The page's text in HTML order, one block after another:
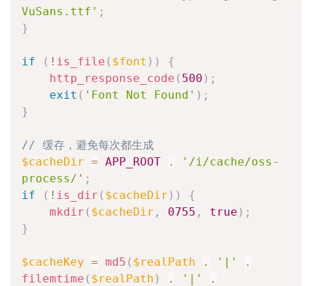
VuSans.ttf' ;
}
if ( ! is_file ( $font ) )
{
http_response_code ( 500 ) ;
exit ( 'Font Not Found' ) ;
}
// 缓存，避免每次都生成
$cacheDir = APP_ROOT .
'/i/cache/oss-
process/' ;
if
( ! is_dir ( $cacheDir ) )
{
mkdir ( $cacheDir , 0755 , true ) ;
}
$cacheKey = md5 ( $realPath . '|'
.
filemtime ( $realPath ) . '|'
.